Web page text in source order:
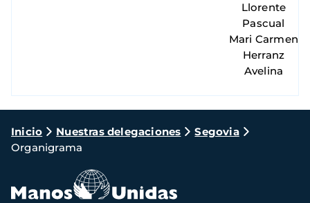
Llorente
Pascual
Mari Carmen
Herranz
Avelina
Ruta
de
navegación
Inicio Nuestras delegaciones
Segovia
Organigrama